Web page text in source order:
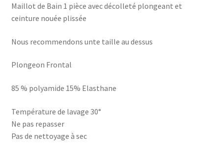
Maillot de Bain 1 pièce avec décolleté plongeant et
ceinture nouée plissée
Nous recommendons unte taille au dessus
Plongeon Frontal
85 % polyamide 15% Elasthane
Température de lavage 30°
Ne pas repasser
Pas de nettoyage à sec